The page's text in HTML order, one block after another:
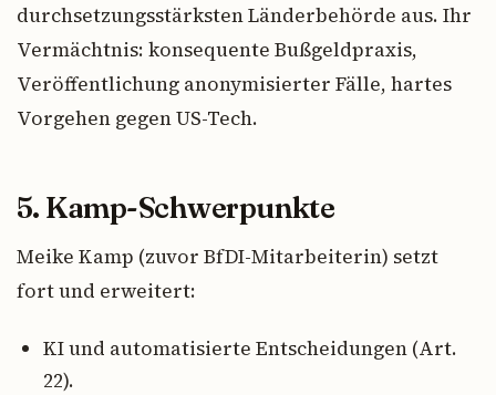
durchsetzungsstärksten Länderbehörde aus. Ihr
Vermächtnis: konsequente Bußgeldpraxis,
Veröffentlichung anonymisierter Fälle, hartes
Vorgehen gegen US-Tech.
5. Kamp-Schwerpunkte
Meike Kamp (zuvor BfDI-Mitarbeiterin) setzt
fort und erweitert:
KI und automatisierte Entscheidungen (Art.
22).